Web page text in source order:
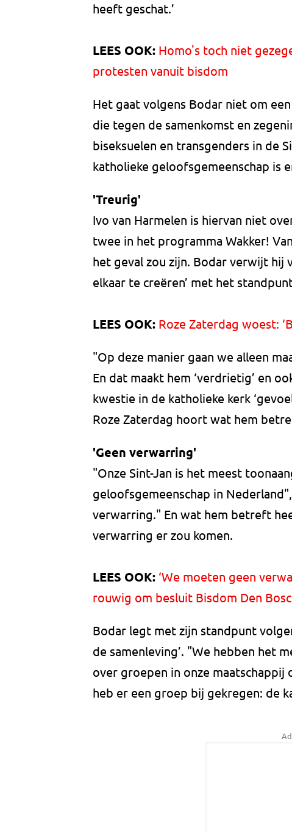
heeft geschat.’
LEES OOK: Homo's toch niet
protesten vanuit bisdom
Het gaat volgens Bodar niet om
die tegen de samenkomst en
biseksuelen en transgenders in de
katholieke geloofsgemeenschap is
'Treurig'
Ivo van Harmelen is hiervan niet
twee in het programma Wakker!
het geval zou zijn. Bodar verwijt hij
elkaar te creëren’ met het
LEES OOK: Roze Zaterdag woest:
"Op deze manier gaan we alleen
En dat maakt hem ‘verdrietig’ en
kwestie in de katholieke kerk
Roze Zaterdag hoort wat hem
'Geen verwarring'
"Onze Sint-Jan is het meest
geloofsgemeenschap in
verwarring." En wat hem betreft
verwarring er zou komen.
LEES OOK: ‘We moeten geen
rouwig om besluit Bisdom Den
Bodar legt met zijn standpunt
de samenleving’. "We hebben het
over groepen in onze maatschappij
heb er een groep bij gekregen: de